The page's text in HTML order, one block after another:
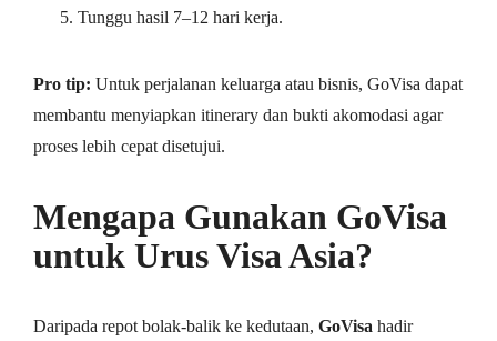
Tunggu hasil 7–12 hari kerja.
Pro tip: Untuk perjalanan keluarga atau bisnis, GoVisa dapat
membantu menyiapkan itinerary dan bukti akomodasi agar
proses lebih cepat disetujui.
Mengapa Gunakan GoVisa
untuk Urus Visa Asia?
Daripada repot bolak-balik ke kedutaan, GoVisa hadir